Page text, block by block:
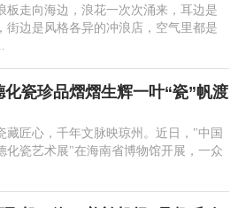
板走向海边，浪花一次次涌来，耳边是
街边是风格各异的冲浪店，空气里都是
化瓷珍品熠熠生辉一叶“瓷”帆渡
藏匠心，千年文脉映琼州。近日，"中国
瓷艺术展"在海南省博物馆开展，一众